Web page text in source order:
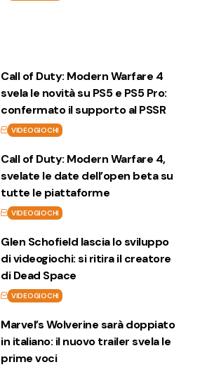
Call of Duty: Modern Warfare 4
svela le novità su PS5 e PS5 Pro:
confermato il supporto al PSSR
VIDEOGIOCHI
Call of Duty: Modern Warfare 4,
svelate le date dell’open beta su
tutte le piattaforme
VIDEOGIOCHI
Glen Schofield lascia lo sviluppo
di videogiochi: si ritira il creatore
di Dead Space
VIDEOGIOCHI
Marvel’s Wolverine sarà doppiato
in italiano: il nuovo trailer svela le
prime voci